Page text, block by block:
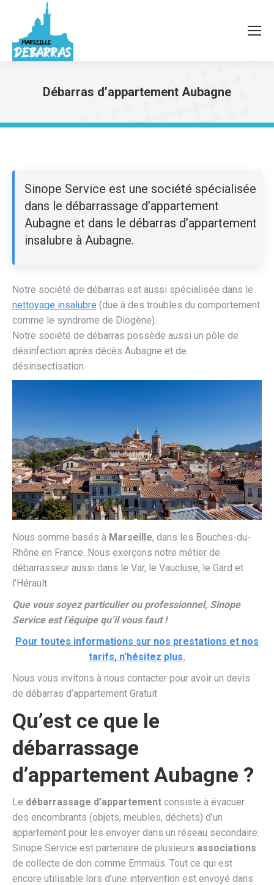
Débarras d’appartement Aubagne
Sinope Service est une société spécialisée
dans le débarrassage d’appartement
Aubagne et dans le débarras d’appartement
insalubre à Aubagne.
Notre société de débarras est aussi spécialisée dans le
nettoyage insalubre (due à des troubles du comportement
comme le syndrome de Diogène).
Notre société de débarras possède aussi un pôle de
désinfection après décès Aubagne et de
désinsectisation.
Nous somme basés à Marseille, dans les Bouches-du-
Rhône en France. Nous exerçons notre métier de
débarrasseur aussi dans le Var, le Vaucluse, le Gard et
l’Hérault.
Que vous soyez particulier ou professionnel, Sinope
Service est l’équipe qu’il vous faut !
Pour toutes informations sur nos prestations et nos
tarifs, n’hésitez plus.
Nous vous invitons à nous contacter pour avoir un devis
de débarras d’appartement Gratuit
Qu’est ce que le
débarrassage
d’appartement Aubagne ?
Le débarrassage d’appartement consiste à évacuer
des encombrants (objets, meubles, déchets) d’un
appartement pour les envoyer dans un réseau secondaire.
Sinope Service est partenaire de plusieurs associations
de collecte de don comme Emmaüs. Tout ce qui est
encore utilisable lors d’une intervention est envoyé dans